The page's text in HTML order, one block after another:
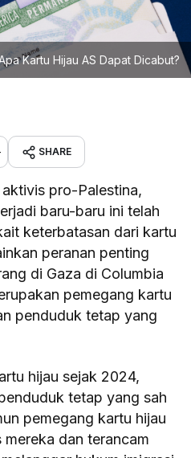
Kartu Hijau AS Dapat Dicabut?
SHARE
pro-Palestina,
baru-baru ini telah
keterbatasan dari kartu
peranan penting
di Gaza di Columbia
pemegang kartu
penduduk tetap yang
hijau sejak 2024,
tetap yang sah
pemegang kartu hijau
dan terancam